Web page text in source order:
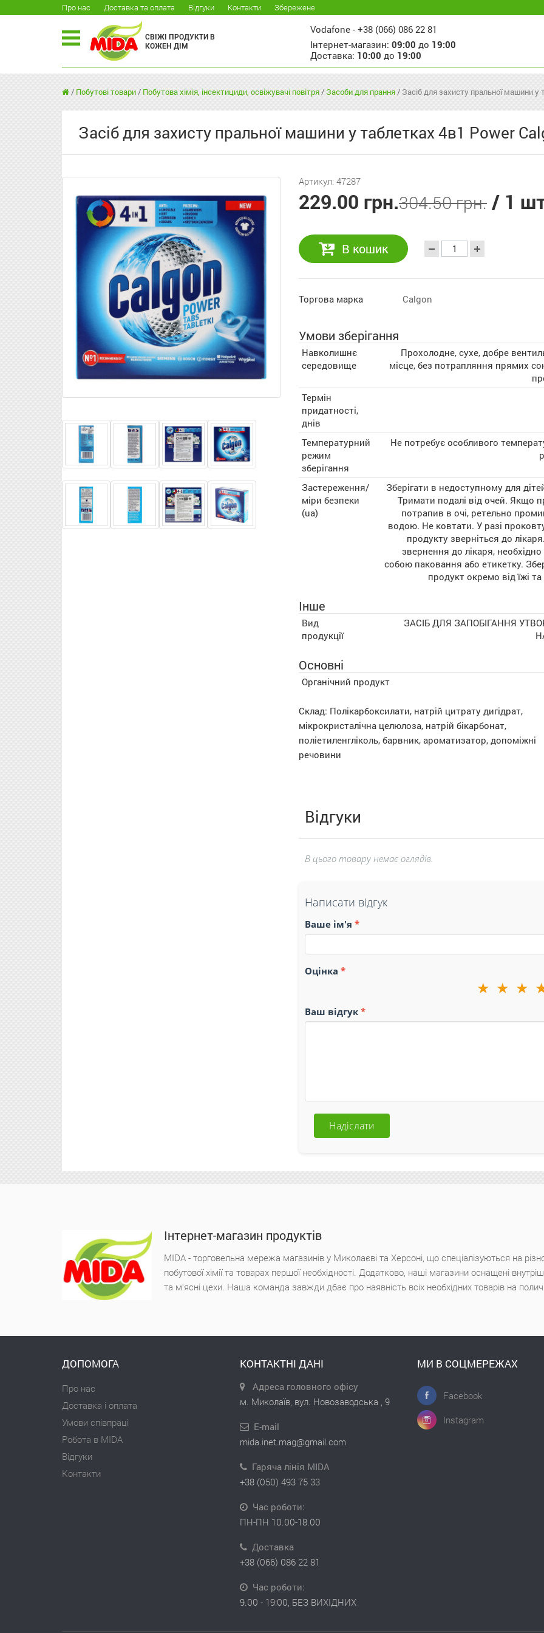
Про нас Доставка та оплата Відгуки Контакти Збережене
СВІЖІ ПРОДУКТИ В
КОЖЕН ДІМ
Vodafone - +38 (066) 086 22 81
Інтернет-магазин: 09:00 до 19:00
Доставка: 10:00 до 19:00
/ Побутові товари/ Побутова хімія, інсектициди, освіжувачі повітря/Засоби для прання/ Засіб для захисту пральної машини
Засіб для захисту пральної машини у таблетках 4в1 Power
Артикул: 47287
229.00 грн.304.50 грн. / 1
В кошик
Торгова марка Calgon
Умови зберігання
Навколишнє
середовище
Прохолодне, сухе, добре
місце, без потрапляння прямих
Термін
придатності,
днів
Температурний
режим
зберігання
Не потребує особливого
Застереження/
міри безпеки
(ua)
Зберігати в недоступному для
Тримати подалі від очей. Якщо
потрапив в очі, ретельно
водою. Не ковтати. У разі
продукту зверніться до
звернення до лікаря,
собою паковання або етикетку.
продукт окремо від їжі та
Інше
Вид
продукції
ЗАСІБ ДЛЯ ЗАПОБІГАННЯ
Основні
Органічний продукт
Склад: Полікарбоксилати, натрій цитрату дигідрат,
мікрокристалічна целюлоза, натрій бікарбонат,
поліетиленгліколь, барвник, ароматизатор, допоміжні
речовини
Відгуки
В цього товару немає оглядів.
Написати відгук
Ваше ім'я
Оцінка
★
★
★
Ваш відгук
Надіслати
Інтернет-магазин продуктів
MIDA - торговельна мережа магазинів у Миколаєві та Херсоні, що спеціалізуються на
побутової хімії та товарах першої необхідності. Додатково, наші магазини оснащені
та м'ясні цехи. Наша команда завжди дбає про наявність всіх необхідних товарів на
ДОПОМОГА
Про нас
Доставка і оплата
Умови співпраці
Робота в MIDA
Відгуки
Контакти
КОНТАКТНІ ДАНІ
Адреса головного офісу
м. Миколаїв, вул. Новозаводська , 9
E-mail
mida.inet.mag@gmail.com
Гаряча лінія MIDA
+38 (050) 493 75 33
Час роботи:
ПН-ПН 10.00-18.00
Доставка
+38 (066) 086 22 81
Час роботи:
9.00 - 19:00, БЕЗ ВИХІДНИХ
МИ В СОЦМЕРЕЖАХ
Facebook
Instagram